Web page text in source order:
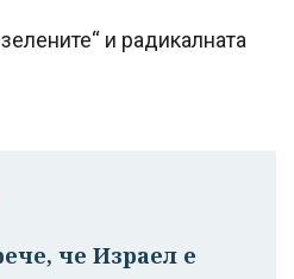
и радикалната
че Израел е